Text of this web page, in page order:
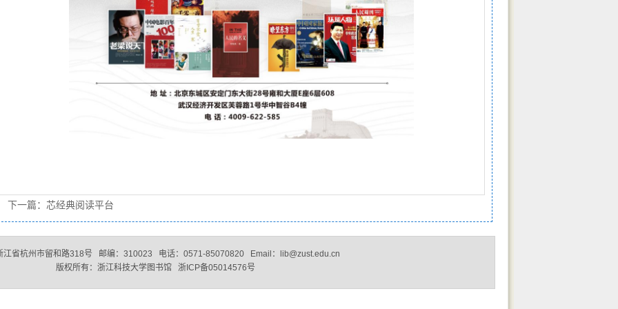
下一篇：芯经典阅读平台
江省杭州市留和路318号 邮编：310023 电话：0571-85070820 Email：lib@zust.edu.cn
版权所有：浙江科技大学图书馆 浙ICP备05014576号